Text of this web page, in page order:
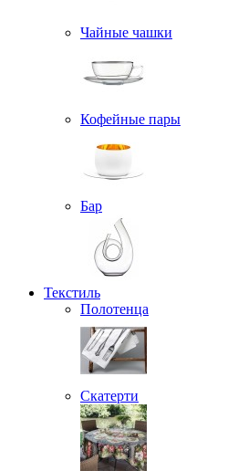
Чайные чашки
Кофейные пары
Бар
Текстиль
Полотенца
Скатерти